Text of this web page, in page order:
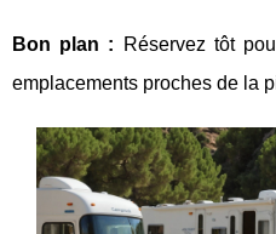
Bon plan : Réservez tôt
emplacements proches de la